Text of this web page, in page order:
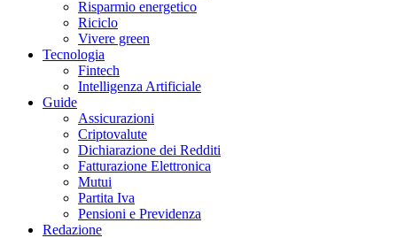
Risparmio energetico
Riciclo
Vivere green
Tecnologia
Fintech
Intelligenza Artificiale
Guide
Assicurazioni
Criptovalute
Dichiarazione dei Redditi
Fatturazione Elettronica
Mutui
Partita Iva
Pensioni e Previdenza
Redazione